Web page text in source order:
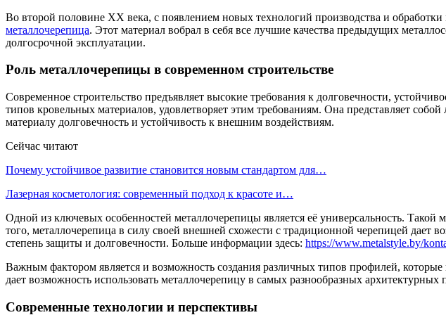
Во второй половине XX века, с появлением новых технологий производства и
металлочерепица. Этот материал вобрал в себя все лучшие качества предыдущих
долгосрочной эксплуатации.
Роль металлочерепицы в современном строительстве
Современное строительство предъявляет высокие требования к долговечности,
типов кровельных материалов, удовлетворяет этим требованиям. Она представляет
материалу долговечность и устойчивость к внешним воздействиям.
Сейчас читают
Почему устойчивое развитие становится новым стандартом для…
Лазерная косметология: современный подход к красоте и…
Одной из ключевых особенностей металлочерепицы является её универсальность.
того, металлочерепица в силу своей внешней схожести с традиционной черепицей дает
степень защиты и долговечности. Больше информации здесь: https://www.metalstyle.by/
Важным фактором является и возможность создания различных типов профилей,
дает возможность использовать металлочерепицу в самых разнообразных
Современные технологии и перспективы